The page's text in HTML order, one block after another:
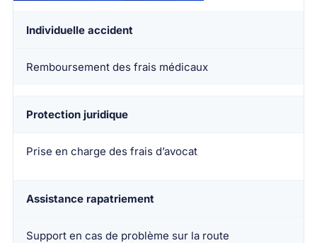
Individuelle accident
Remboursement des frais médicaux
Protection juridique
Prise en charge des frais d’avocat
Assistance rapatriement
Support en cas de problème sur la route